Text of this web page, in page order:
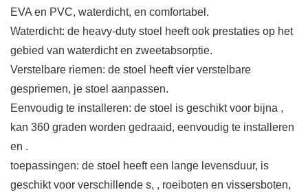
EVA en PVC, waterdicht, en comfortabel.
Waterdicht: de heavy-duty stoel heeft ook prestaties op het
gebied van waterdicht en zweetabsorptie.
Verstelbare riemen: de stoel heeft vier verstelbare
gespriemen, je stoel aanpassen.
Eenvoudig te installeren: de stoel is geschikt voor bijna ,
kan 360 graden worden gedraaid, eenvoudig te installeren
en .
toepassingen: de stoel heeft een lange levensduur, is
geschikt voor verschillende s, , roeiboten en vissersboten,